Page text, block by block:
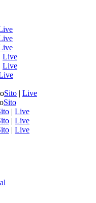
Live
Live
Sito | Live
Sito
| Live
| Live
| Live